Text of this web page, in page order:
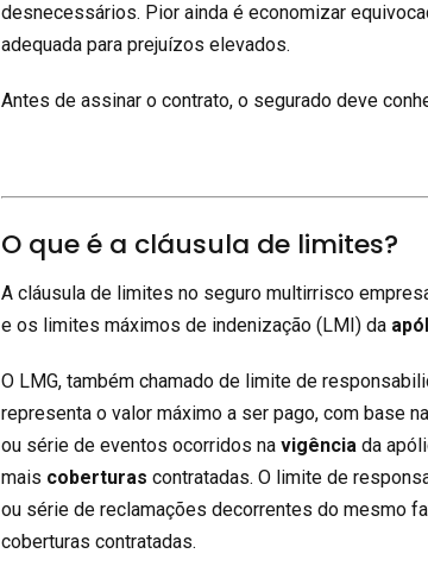
desnecessários. Pior ainda é economizar
adequada para prejuízos elevados.
Antes de assinar o contrato, o segurado deve
O que é a cláusula de limites?
A cláusula de limites no seguro multirrisco
e os limites máximos de indenização (LMI) da
O LMG, também chamado de limite de
representa o valor máximo a ser pago, com base
ou série de eventos ocorridos navigência da
mais coberturas contratadas. O limite de
ou série de reclamações decorrentes do mesmo
coberturas contratadas.